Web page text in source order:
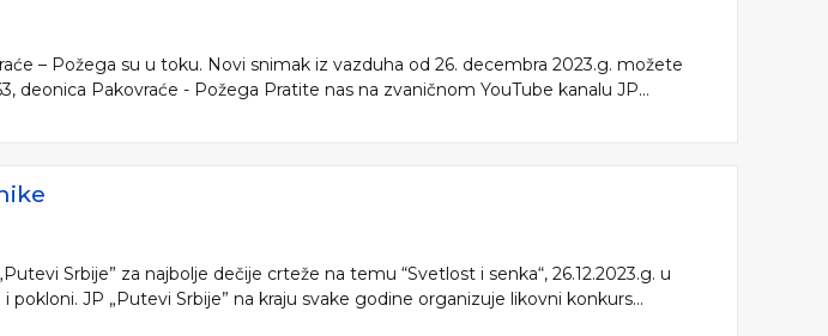
– Požega su u toku. Novi snimak iz vazduha od 26. decembra 2023.g. možete
deonica Pakovraće - Požega Pratite nas na zvaničnom YouTube kanalu JP...
Srbije” za najbolje dečije crteže na temu “Svetlost i senka“, 26.12.2023.g. u
JP „Putevi Srbije” na kraju svake godine organizuje likovni konkurs...